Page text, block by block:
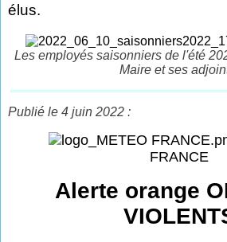
élus.
Les employés saisonniers de l'été
Maire et ses
Publié le 4 juin 2022 :
FRANCE
Alerte orange